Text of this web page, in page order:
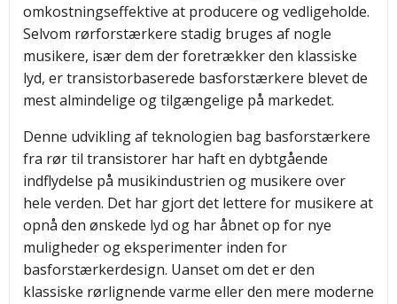
omkostningseffektive at producere og vedligeholde.
Selvom rørforstærkere stadig bruges af nogle
musikere, især dem der foretrækker den klassiske
lyd, er transistorbaserede basforstærkere blevet de
mest almindelige og tilgængelige på markedet.
Denne udvikling af teknologien bag basforstærkere
fra rør til transistorer har haft en dybtgående
indflydelse på musikindustrien og musikere over
hele verden. Det har gjort det lettere for musikere at
opnå den ønskede lyd og har åbnet op for nye
muligheder og eksperimenter inden for
basforstærkerdesign. Uanset om det er den
klassiske rørlignende varme eller den mere moderne